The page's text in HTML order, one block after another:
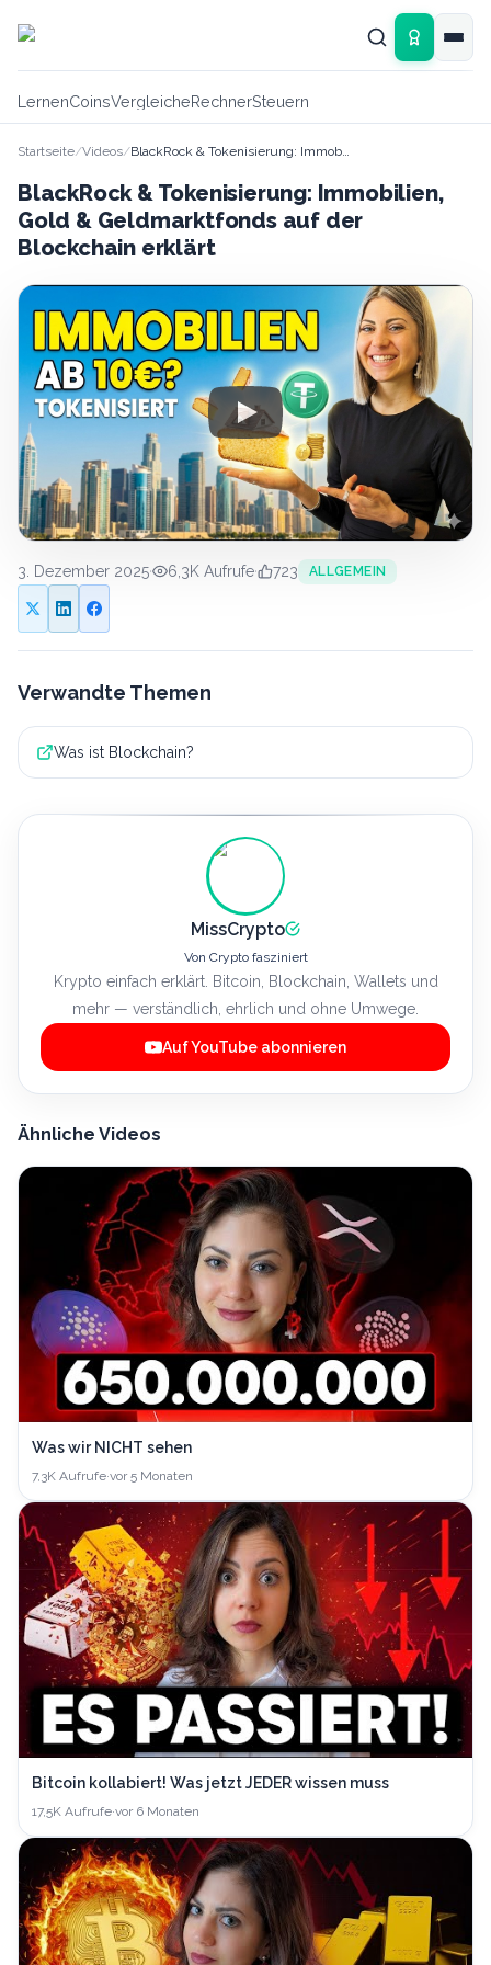
LernenCoinsVergleicheRechnerSteuern
Startseite/Videos/ BlackRock & Tokenisierung: Immobilien, Gold & Geldmarktfonds auf der Blockchain erklärt
BlackRock & Tokenisierung: Immobilien,
Gold & Geldmarktfonds auf der
Blockchain erklärt
3. Dezember 2025· 6,3K Aufrufe· 723 ALLGEMEIN
Verwandte Themen
Was ist Blockchain?
MissCrypto
Von Crypto fasziniert
Krypto einfach erklärt. Bitcoin, Blockchain, Wallets und
mehr — verständlich, ehrlich und ohne Umwege.
Auf YouTube abonnieren
Ähnliche Videos
Was wir NICHT sehen
7,3K Aufrufe·vor 5 Monaten
Bitcoin kollabiert! Was jetzt JEDER wissen muss
17,5K Aufrufe·vor 6 Monaten